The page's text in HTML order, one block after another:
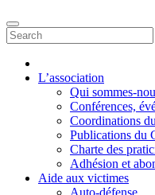
L’association
Qui sommes-
Conférences,
Coordinations
Publications du
Charte des
Adhésion et
Aide aux victimes
Auto-défense